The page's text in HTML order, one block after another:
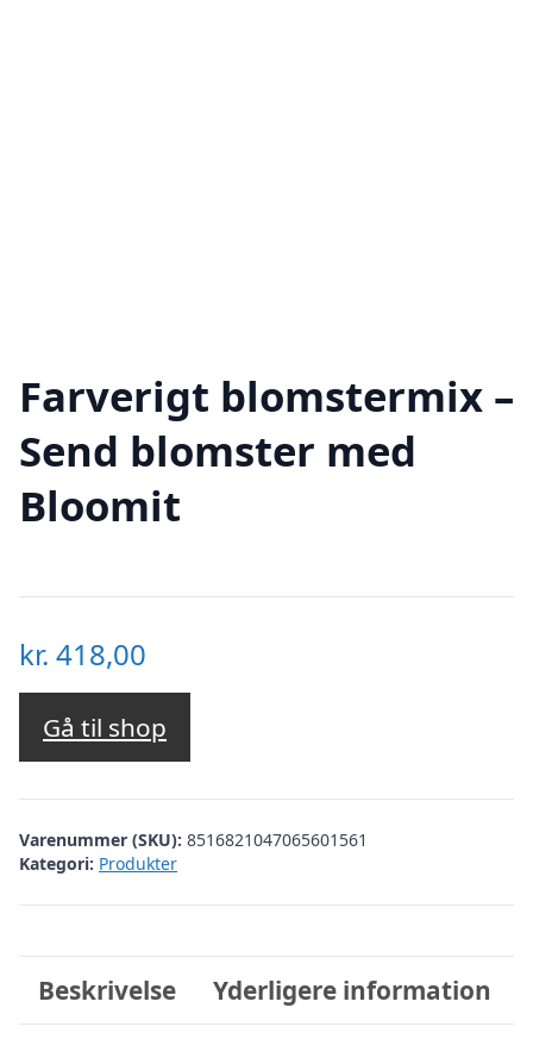
Farverigt blomstermix –
Send blomster med
Bloomit
kr. 418,00
Gå til shop
Varenummer (SKU): 8516821047065601561
Kategori: Produkter
Beskrivelse Yderligere information